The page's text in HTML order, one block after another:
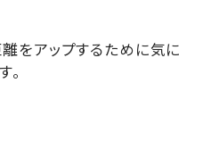
をアップするために気に
。